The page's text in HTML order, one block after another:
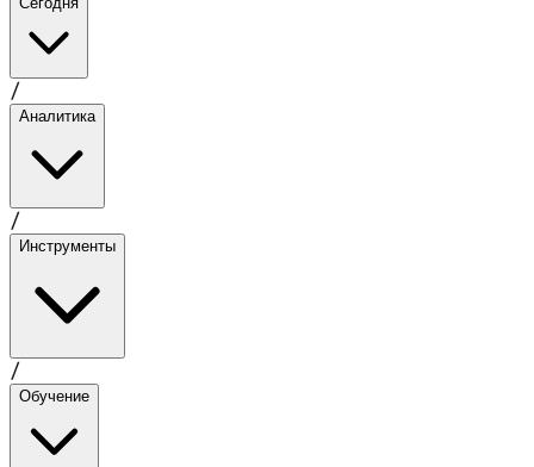
/
Аналитика
/
Инструменты
/
Обучение